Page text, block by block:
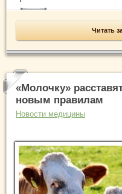
Читать
«Молочку»
новым правилам
Новости медицины